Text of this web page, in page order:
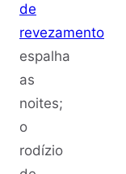
de
revezamento
espalha
as
noites;
o
rodízio